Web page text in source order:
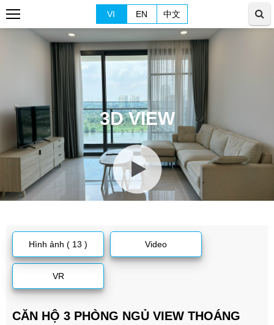
VI EN 中文
3D VIEW
Hình ảnh ( 13 ) Video
VR
CĂN HỘ 3 PHÒNG NGỦ VIEW THOÁNG